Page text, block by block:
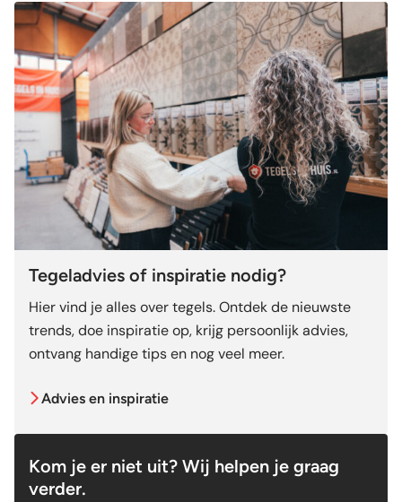
Tegeladvies of inspiratie nodig?
Hier vind je alles over tegels. Ontdek de nieuwste
trends, doe inspiratie op, krijg persoonlijk advies,
ontvang handige tips en nog veel meer.
Advies en inspiratie
Kom je er niet uit? Wij helpen je graag
verder.